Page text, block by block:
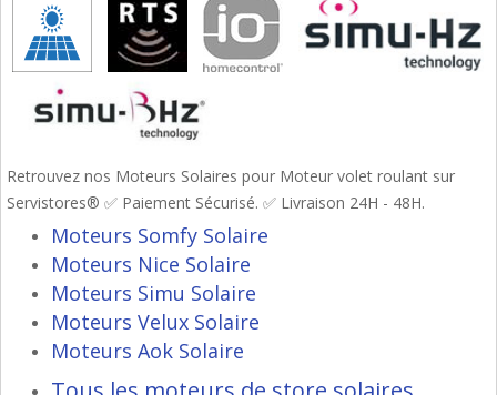
Retrouvez nos Moteurs Solaires pour Moteur volet roulant sur
Servistores® ✅ Paiement Sécurisé. ✅ Livraison 24H - 48H.
Moteurs Somfy Solaire
Moteurs Nice Solaire
Moteurs Simu Solaire
Moteurs Velux Solaire
Moteurs Aok Solaire